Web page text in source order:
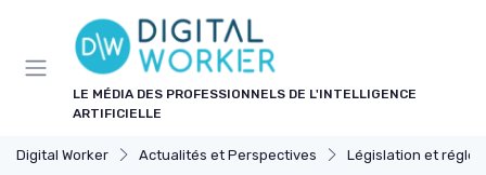
LE MÉDIA DES PROFESSIONNELS DE L'INTELLIGENCE
ARTIFICIELLE
Digital Worker Actualités et Perspectives Législation et